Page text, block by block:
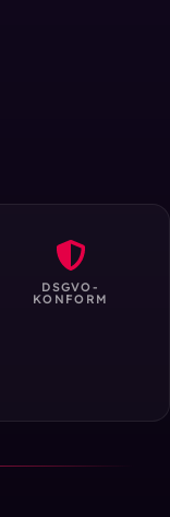
DSGVO-
KONFORM